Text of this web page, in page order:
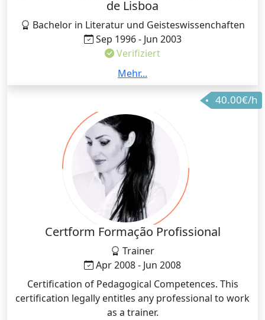
de Lisboa
Bachelor in Literatur und Geisteswissenchaften
Sep 1996 - Jun 2003
Verifiziert
Im Lauf der letzten 7 Jahre habe ich mich auf den
Portugiesischunterricht spezialisiert.
Mehr...
40.00€/h
Certform Formação Profissional
Trainer
Apr 2008 - Jun 2008
Certification of Pedagogical Competences. This
certification legally entitles any professional to work
as a trainer.